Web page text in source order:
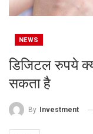
NEWS
डिजिटल रुपये
सकता है
By Investment